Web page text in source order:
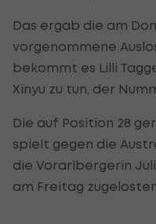
Das ergab die am
vorgenommene
bekommt es Lilli
Xinyu zu tun, der
Die auf Position 28
spielt gegen die
die Vorarlbergerin
am Freitag